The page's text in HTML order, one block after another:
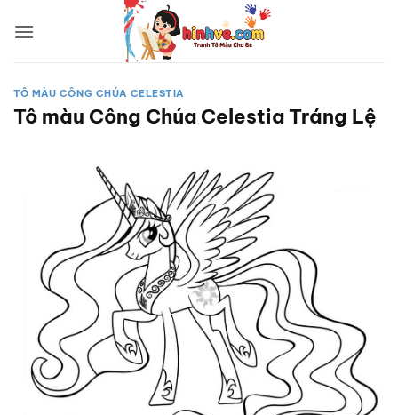
qua
TÔ MÀU CÔNG CHÚA CELESTIA
Tô màu Công Chúa Celestia Tráng Lệ